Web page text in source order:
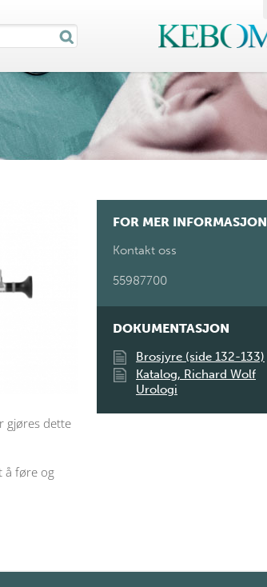
gjøres dette
å føre og
FOR MER INFORMASJON
Kontakt oss
55987700
DOKUMENTASJON
Brosjyre (side 132-133)
Katalog, Richard Wolf
Urologi